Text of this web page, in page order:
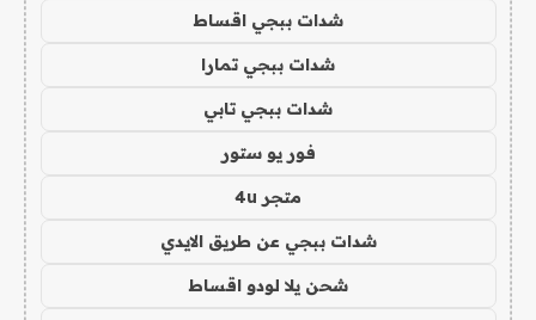
شدات ببجي اقساط
شدات ببجي تمارا
شدات ببجي تابي
فور يو ستور
متجر 4u
شدات ببجي عن طريق الايدي
شحن يلا لودو اقساط